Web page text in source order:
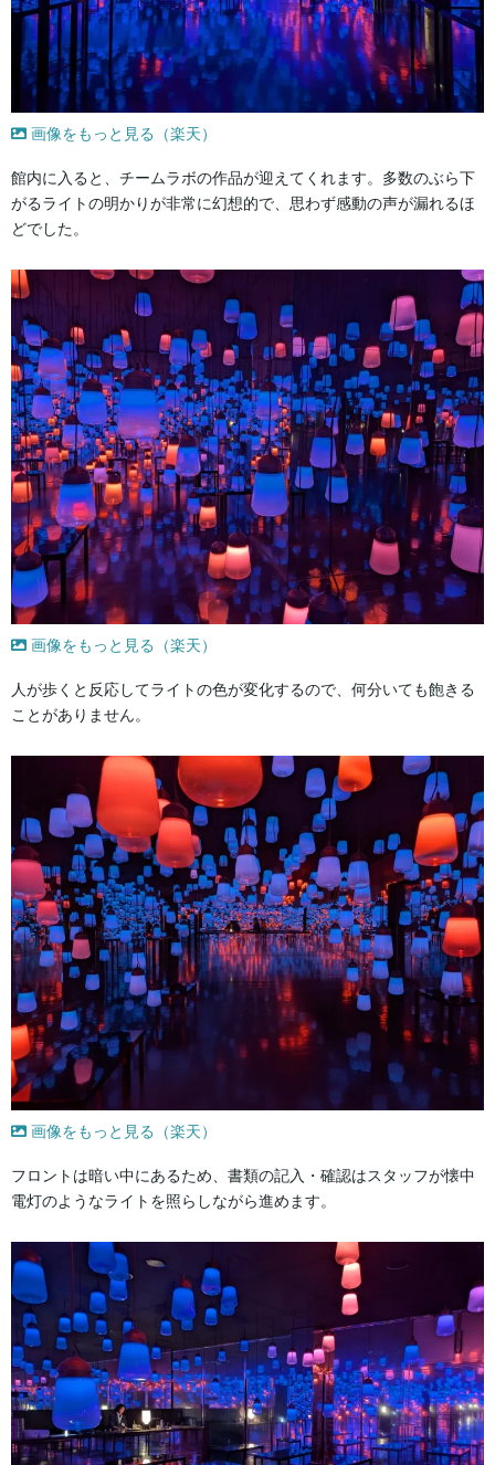
画像をもっと見る（楽天）
館内に入ると、チームラボの作品が迎えてくれます。多数のぶら下
がるライトの明かりが非常に幻想的で、思わず感動の声が漏れるほ
どでした。
画像をもっと見る（楽天）
人が歩くと反応してライトの色が変化するので、何分いても飽きる
ことがありません。
画像をもっと見る（楽天）
フロントは暗い中にあるため、書類の記入・確認はスタッフが懐中
電灯のようなライトを照らしながら進めます。